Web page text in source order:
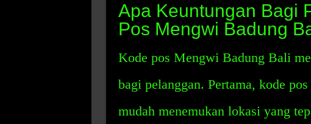
Apa Keuntungan Bagi
Pos Mengwi Badung
Kode pos Mengwi Badung Bali
bagi pelanggan. Pertama, kode
mudah menemukan lokasi yang